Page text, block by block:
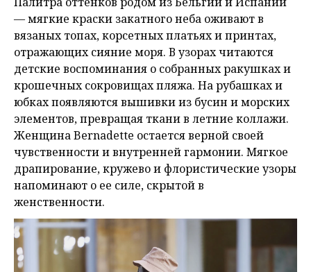
— мягкие краски закатного неба оживают в
вязаных топах, корсетных платьях и принтах,
отражающих сияние моря. В узорах читаются
детские воспоминания о собранных ракушках и
крошечных сокровищах пляжа. На рубашках и
юбках появляются вышивки из бусин и морских
элементов, превращая ткани в летние коллажи.
Женщина Bernadette остается верной своей
чувственности и внутренней гармонии. Мягкое
драпирование, кружево и флористические узоры
напоминают о ее силе, скрытой в
женственности.